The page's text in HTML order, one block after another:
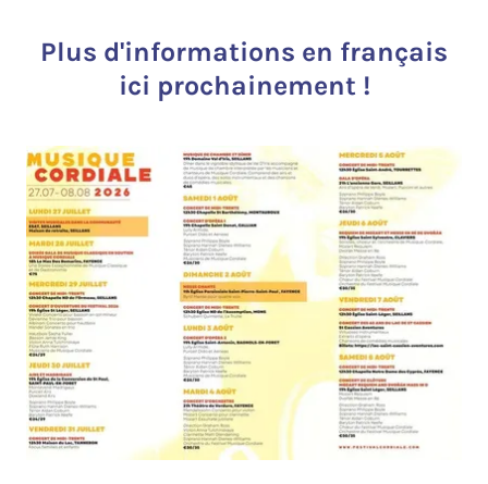
Plus d'informations en français
ici prochainement !